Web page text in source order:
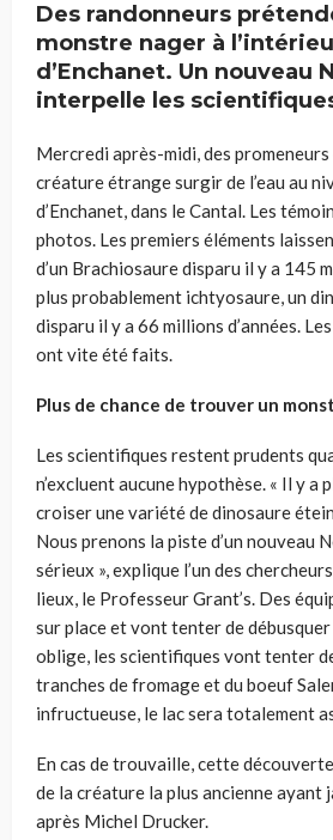
Des randonneurs
monstre nager à
d’Enchanet. Un nouveau
interpelle les
Mercredi après-midi, des
créature étrange surgir de l’eau au
d’Enchanet, dans le Cantal. Les
photos. Les premiers éléments
d’un Brachiosaure disparu il y a 145
plus probablement ichtyosaure, un
disparu il y a 66 millions d’années.
ont vite été faits.
Plus de chance de trouver un
Les scientifiques restent prudents
n’excluent aucune hypothèse. « Il y a
croiser une variété de dinosaure
Nous prenons la piste d’un nouveau
sérieux », explique l’un des
lieux, le Professeur Grant’s. Des
sur place et vont tenter de
oblige, les scientifiques vont tenter
tranches de fromage et du boeuf
infructueuse, le lac sera totalement
En cas de trouvaille, cette
de la créature la plus ancienne ayant
après Michel Drucker.